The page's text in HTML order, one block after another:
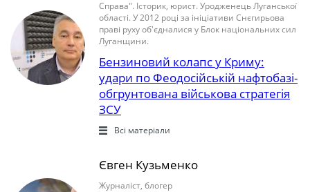
Справа". Історик, юрист. Уродженець Луганської
області. У 2012 році за ініціативи Снєгирьова
праві руху об'єдналися у Блок національних сил
Луганщини.
Бензиновий колапс у Криму:
удари по Феодосійській нафтобазі-
обгрунтована військова стратегія
ЗСУ
Всі матеріали
Євген Кузьменко
Журналіст, блогер